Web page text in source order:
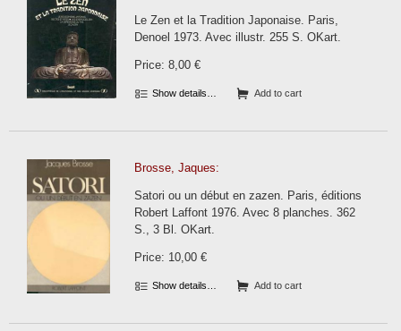
Le Zen et la Tradition Japonaise. Paris,
Denoel 1973. Avec illustr. 255 S. OKart.
Price: 8,00 €
Show details… Add to cart
Brosse, Jaques:
Satori ou un début en zazen. Paris, éditions
Robert Laffont 1976. Avec 8 planches. 362
S., 3 Bl. OKart.
Price: 10,00 €
Show details… Add to cart